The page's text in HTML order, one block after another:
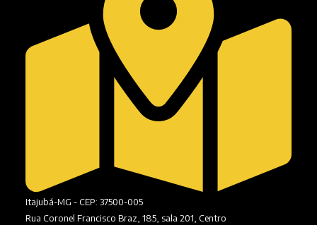
Itajubá-MG - CEP: 37500-005
Rua Coronel Francisco Braz, 185, sala 201, Centro